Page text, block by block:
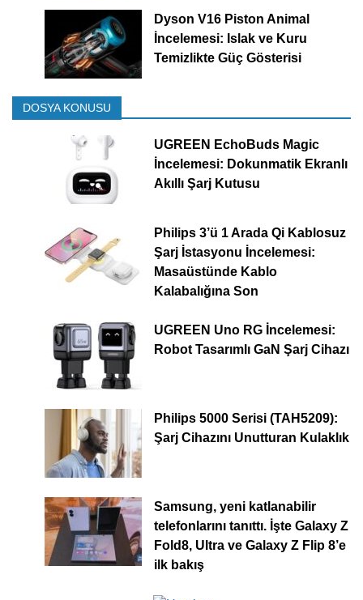
Dyson V16 Piston Animal
İncelemesi: Islak ve Kuru
Temizlikte Güç Gösterisi
DOSYA KONUSU
UGREEN EchoBuds Magic
İncelemesi: Dokunmatik Ekranlı
Akıllı Şarj Kutusu
Philips 3’ü 1 Arada Qi Kablosuz
Şarj İstasyonu İncelemesi:
Masaüstünde Kablo
Kalabalığına Son
UGREEN Uno RG İncelemesi:
Robot Tasarımlı GaN Şarj Cihazı
Philips 5000 Serisi (TAH5209):
Şarj Cihazını Unutturan Kulaklık
Samsung, yeni katlanabilir
telefonlarını tanıttı. İşte Galaxy Z
Fold8, Ultra ve Galaxy Z Flip 8’e
ilk bakış